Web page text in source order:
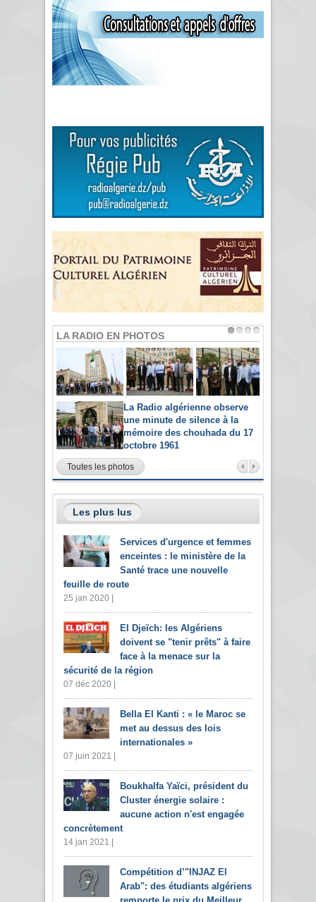
LA RADIO EN PHOTOS
La Radio algérienne observe
une minute de silence à la
mémoire des chouhada du 17
octobre 1961
Toutes les photos
Les plus lus
Services d'urgence et femmes
enceintes : le ministère de la
Santé trace une nouvelle
feuille de route
25 jan 2020 |
El Djeïch: les Algériens
doivent se "tenir prêts" à faire
face à la menace sur la
sécurité de la région
07 déc 2020 |
Bella El Kanti : « le Maroc se
met au dessus des lois
internationales »
07 juin 2021 |
Boukhalfa Yaïci, président du
Cluster énergie solaire :
aucune action n'est engagée
concrètement
14 jan 2021 |
Compétition d’"INJAZ El
Arab": des étudiants algériens